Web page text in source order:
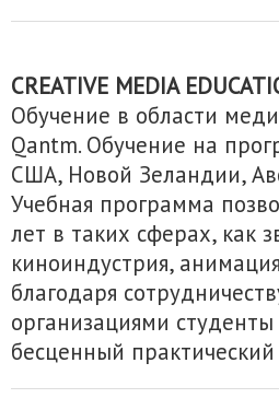
CREATIVE MEDIA
Обучение в области
Qantm. Обучение на
США, Новой Зеландии,
Учебная программа
лет в таких сферах, как
киноиндустрия,
благодаря
организациями
бесценный